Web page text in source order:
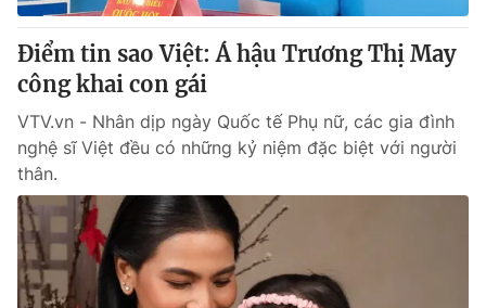
Điểm tin sao Việt: Á hậu Trương Thị May
công khai con gái
VTV.vn - Nhân dịp ngày Quốc tế Phụ nữ, các gia đình
nghệ sĩ Việt đều có những kỷ niệm đặc biệt với người
thân.